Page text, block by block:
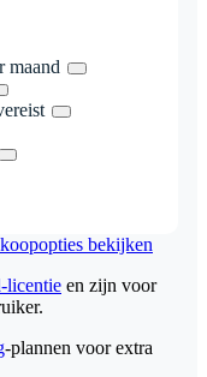
maand
bekijken
licentie en zijn voor
-plannen voor extra